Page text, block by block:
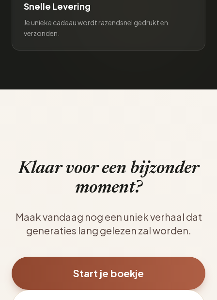
Snelle Levering
Je unieke cadeau wordt razendsnel gedrukt en
verzonden.
Klaar voor een bijzonder
moment?
Maak vandaag nog een uniek verhaal dat
generaties lang gelezen zal worden.
Start je boekje